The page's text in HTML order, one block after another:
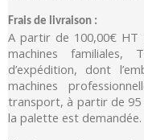
Frais de livraison :
A partir de 100,00€ HT
machines
d’expédition, dont
machines
transport, à partir de 95
la palette est demandée.